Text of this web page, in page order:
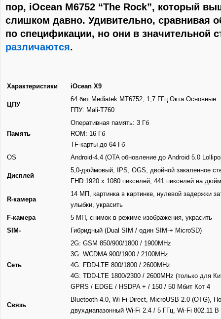
пор, iOcean M6752 “The Rock”, который
слишком давно. Удивительно, сравнивая
по спецификации, но они в значительной
различаются.
Характеристики iOcean X9
ЦПУ
64 бит Mediatek MT6752, 1,7 ГГц Окта Основные
ГПУ: Mali-T760
Память
Оперативная память: 3 Гб
ROM: 16 Гб
TF-карты до 64 Гб
OS
Android-4.4 (OTA обновление до Android 5.0
Дисплей
5,0-дюймовый, IPS, OGS, двойной закаленное
FHD 1920 х 1080 пикселей, 441 пикселей на дюйм
R-камера
14 МП, картинка в картинке, нулевой задержки
улыбки, украсить
F-камера
5 МП, снимок в режиме изображения, украсить
SIM-
Гибридный (Dual SIM / один SIM-+ MicroSD)
Сеть
2G: GSM 850/900/1800 / 1900MHz
3G: WCDMA 900/1900 / 2100MHz
4G: FDD-LTE 800/1800 / 2600MHz
4G: TDD-LTE 1800/2300 / 2600MHz (только для
GPRS / EDGE / HSDPA + / 150 / 50 Мбит Кот 4
Связь
Bluetooth 4.0, Wi-Fi Direct, MicroUSB 2.0 (OTG),
двухдиапазонный Wi-Fi 2.4 / 5 ГГц, Wi-Fi 802.11